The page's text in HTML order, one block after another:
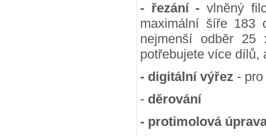
- řezání - vlněný
maximální šíře 183
nejmenší odběr
potřebujete více dílů,
- digitální výřez -
- děrování
- protimolová